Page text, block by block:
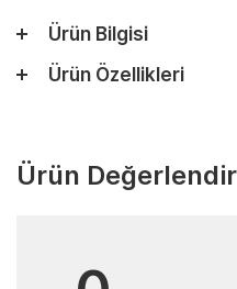
Ürün Bilgisi
Ürün Özellikleri
Ürün